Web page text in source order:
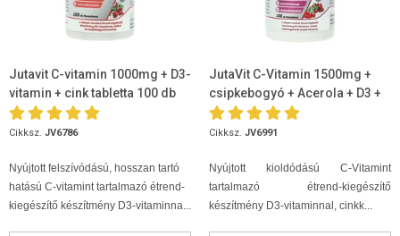
Jutavit C-vitamin 1000mg + D3-
vitamin + cink tabletta 100 db
Cikksz. JV6786
Nyújtott felszívódású, hosszan tartó
hatású C-vitamint tartalmazó étrend-
kiegészítő készítmény D3-vitaminna...
JutaVit C-Vitamin 1500mg +
csipkebogyó + Acerola + D3 +
Cink 100db
Cikksz. JV6991
Nyújtott kioldódású C-Vitamint
tartalmazó étrend-kiegészítő
készítmény D3-vitaminnal, cinkk...